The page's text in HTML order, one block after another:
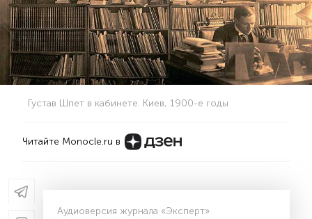
Густав Шпет в кабинете. Киев, 1900-е годы
Читайте Monocle.ru в
Аудиоверсия журнала «Эксперт»